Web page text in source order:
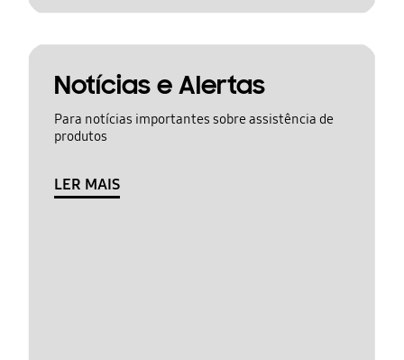
Notícias e Alertas
Para notícias importantes sobre assistência de
produtos
LER MAIS